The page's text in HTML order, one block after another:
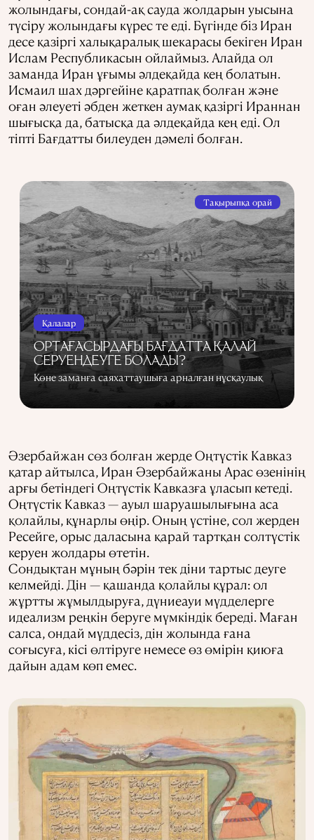
жолындағы, сондай-ақ сауда жолдарын уысына
түсіру жолындағы күрес те еді. Бүгінде біз Иран
десе қазіргі халықаралық шекарасы бекіген Иран
Ислам Республикасын ойлаймыз. Алайда ол
заманда Иран ұғымы әлдеқайда кең болатын.
Исмаил шах дәргейіне қаратпақ болған және
оған әлеуеті әбден жеткен аумақ қазіргі Ираннан
шығысқа да, батысқа да әлдеқайда кең еді. Ол
тіпті Бағдатты билеуден дәмелі болған.
Тақырыпқа орай
Қалалар
ОРТАҒАСЫРДАҒЫ БАҒДАТТА ҚАЛАЙ
СЕРУЕНДЕУГЕ БОЛАДЫ?
Көне заманға саяхаттаушыға арналған нұсқаулық
Әзербайжан сөз болған жерде Оңтүстік Кавказ
қатар айтылса, Иран Әзербайжаны Арас өзенінің
арғы бетіндегі Оңтүстік Кавказға ұласып кетеді.
Оңтүстік Кавказ — ауыл шаруашылығына аса
қолайлы, құнарлы өңір. Оның үстіне, сол жерден
Ресейге, орыс даласына қарай тартқан солтүстік
керуен жолдары өтетін.
Сондықтан мұның бәрін тек діни тартыс деуге
келмейді. Дін — қашанда қолайлы құрал: ол
жұртты жұмылдыруға, дүниеауи мүдделерге
идеализм реңкін беруге мүмкіндік береді. Маған
салса, ондай мүддесіз, дін жолында ғана
соғысуға, кісі өлтіруге немесе өз өмірін қиюға
дайын адам көп емес.